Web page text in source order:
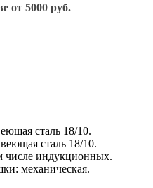
от 5000 руб.
сталь 18/10.
сталь 18/10.
числе индукционных.
механическая.